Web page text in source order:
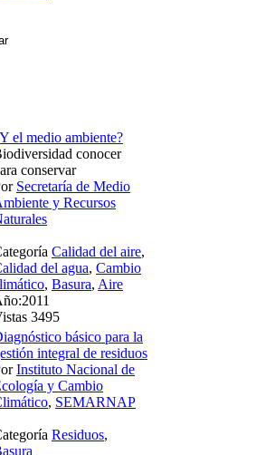
el medio ambiente?
conocer
conservar
Secretaría de Medio
y Recursos
Calidad del aire,
del agua, Cambio
, Basura, Aire
3495
básico para la
integral de residuos
Instituto Nacional de
y Cambio
, SEMARNAP
Residuos,